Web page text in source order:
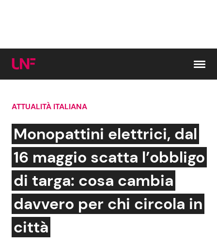
Cerca:
News e Cronaca
Attualità Italiana
Dal Mondo
Economia
Gossip e TV
Bellezze VIP
Coppie VIP
ATTUALITÀ ITALIANA
Monopattini elettrici, dal
16 maggio scatta l’obbligo
di targa: cosa cambia
davvero per chi circola in
città